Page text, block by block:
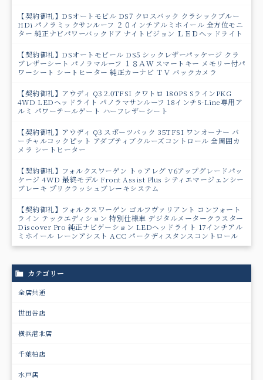
【契約御礼】DSオートモビル DS7 クロスバック クラシックブルー
HDi パノラミックサンルーフ ２０インチアルミホイール 全方位モニ
ター 純正ナビパワーバックドア ナイトビジョン ＬＥＤヘッドライト
【契約御礼】DSオートモビール DS5 シックレザーパッケージ クラ
ブレザーシート パノラマルーフ １８ＡＷ スマートキー メモリー付パ
ワーシート シートヒーター 純正カーナビ ＴＶ バックカメラ
【契約御礼】アウディ Q3 2.0TFSI クワトロ 180PS SラインPKG
4WD LEDヘッドライト パノラマサンルーフ 18インチS-Line専用ア
ルミ パワーテールゲート ハーフレザーシート
【契約御礼】アウディ Q3 スポーツバック 35TFSI ワンオーナー バ
ーチャルコックピット アダプティブクルーズコントロール 全周囲カ
メラ シートヒーター
【契約御礼】フォルクスワーゲン トゥアレグ V6アップグレードパッ
ケージ 4WD 最終モデル Front Assist Plus シティエマージェンシー
ブレーキ プリクラッシュブレーキシステム
【契約御礼】フォルクスワーゲン ゴルフヴァリアント コンフォート
ライン テックエディション 特別仕様車 デジタルメータークラスター
Discover Pro 純正ナビゲーション LEDヘッドライト 17インチアル
ミホイール レーンアシスト ACC パークディスタンスコントロール
カテゴリー
全店共通
世田谷店
横浜港北店
千葉柏店
水戸店